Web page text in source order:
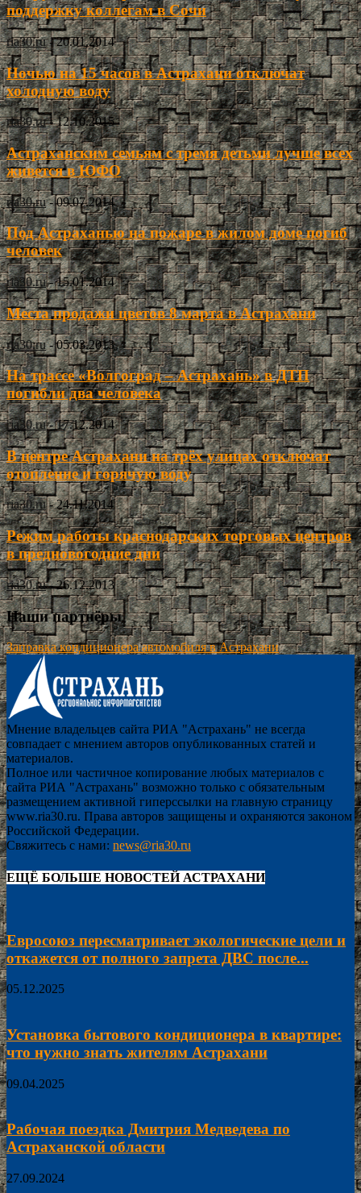
поддержку коллегам в Сочи
ria30.ru - 20.01.2014
Ночью на 15 часов в Астрахани отключат
холодную воду
ria30.ru - 12.10.2015
Астраханским семьям с тремя детьми лучше всех
живется в ЮФО
ria30.ru - 09.07.2014
Под Астраханью на пожаре в жилом доме погиб
человек
ria30.ru - 15.01.2014
Места продажи цветов 8 марта в Астрахани
ria30.ru - 05.03.2013
На трассе «Волгоград – Астрахань» в ДТП
погибли два человека
ria30.ru - 17.12.2014
В центре Астрахани на трёх улицах отключат
отопление и горячую воду
ria30.ru - 24.11.2014
Режим работы краснодарских торговых центров
в предновогодние дни
ria30.ru - 26.12.2013
Наши партнёры
Заправка кондиционера автомобиля в Астрахани
Мнение владельцев сайта РИА "Астрахань" не всегда
совпадает с мнением авторов опубликованных статей и
материалов.
Полное или частичное копирование любых материалов с
сайта РИА "Астрахань" возможно только с обязательным
размещением активной гиперссылки на главную страницу
www.ria30.ru. Права авторов защищены и охраняются законом
Российской Федерации.
Свяжитесь с нами: news@ria30.ru
ЕЩЁ БОЛЬШЕ НОВОСТЕЙ АСТРАХАНИ
Евросоюз пересматривает экологические цели и
откажется от полного запрета ДВС после...
05.12.2025
Установка бытового кондиционера в квартире:
что нужно знать жителям Астрахани
09.04.2025
Рабочая поездка Дмитрия Медведева по
Астраханской области
27.09.2024